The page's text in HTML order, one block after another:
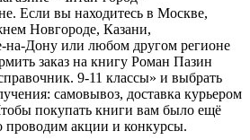
Если вы находитесь в Москве,
Новгороде, Казани,
на-Дону или любом другом регионе
заказ на книгу Роман Пазин
9-11 классы» и выбрать
самовывоз, доставка курьером
покупать книги вам было ещё
проводим акции и конкурсы.